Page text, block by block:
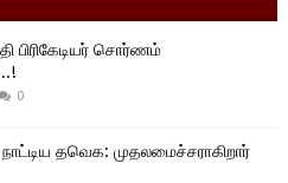
பிரிகேடியர் சொர்ணம்
0
தவெக: முதலமைச்சராகிறார்